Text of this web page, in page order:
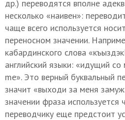
др.) переводятся вполне
несколько «наивен»:
чаще всего используется
переносном значении.
кабардинского слова
английский языки: «идущий
me». Это верный буквальный
значит «выходи за меня
значении фраза используется
переводчику еще предстоит